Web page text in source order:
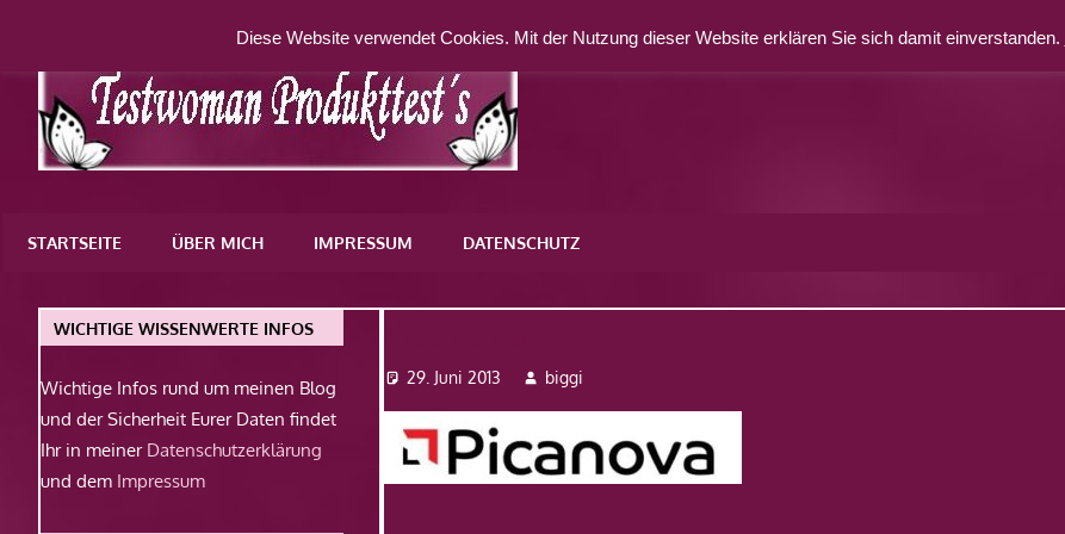
springen
WordPress-
STARTSEITE ÜBER MICH IMPRESSUM DATENSCHUTZ
29. Juni 2013 biggi
WICHTIGE WISSENWERTE INFOS
Wichtige Infos rund um meinen Blog
und der Sicherheit Eurer Daten findet
Ihr in meiner Datenschutzerklärung
und dem Impressum
Diese Website verwendet Cookies. Mit der Nutzung dieser Website erklären Sie sich damit einverstanden.